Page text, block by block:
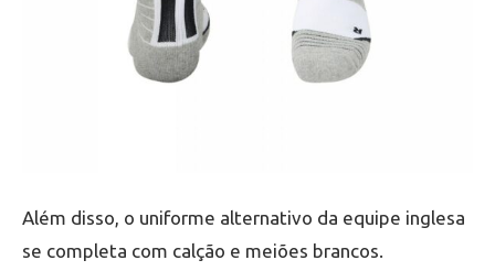
Além disso, o uniforme alternativo da equipe inglesa
se completa com calção e meiões brancos.